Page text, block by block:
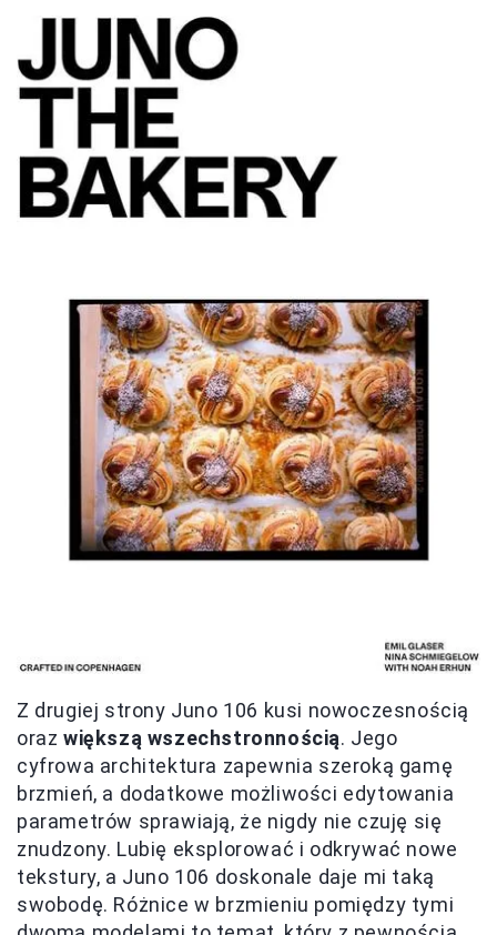
Z drugiej strony Juno 106 kusi nowoczesnością
oraz większą wszechstronnością. Jego
cyfrowa architektura zapewnia szeroką gamę
brzmień, a dodatkowe możliwości edytowania
parametrów sprawiają, że nigdy nie czuję się
znudzony. Lubię eksplorować i odkrywać nowe
tekstury, a Juno 106 doskonale daje mi taką
swobodę. Różnice w brzmieniu pomiędzy tymi